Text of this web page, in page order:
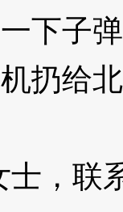
子弹
扔给
，联